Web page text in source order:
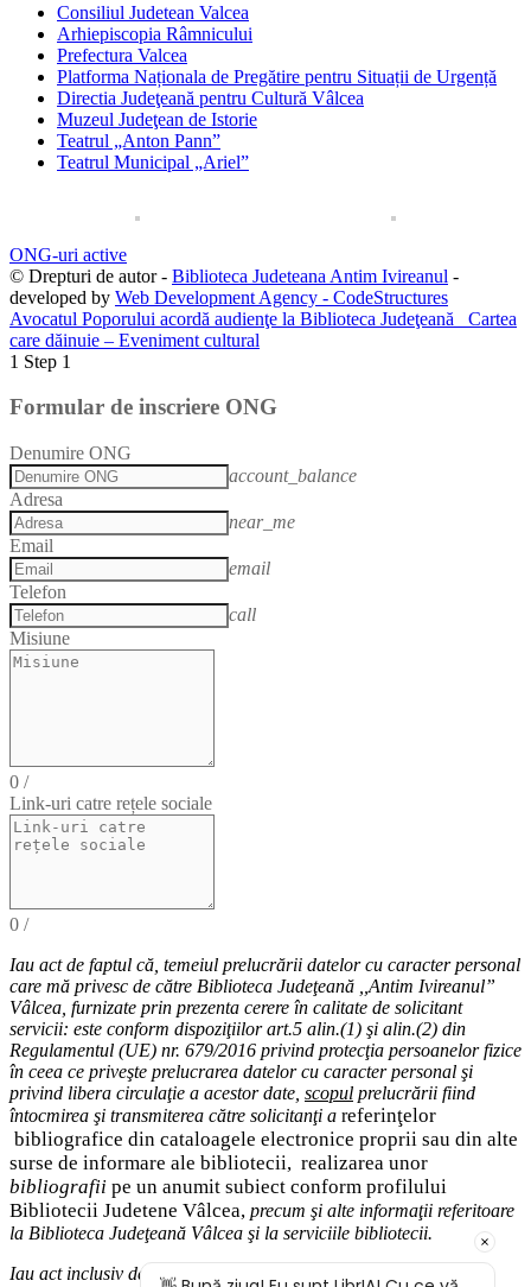
Consiliul Judetean Valcea
Arhiepiscopia Râmnicului
Prefectura Valcea
Platforma Naționala de Pregătire pentru Situații de Urgență
Directia Judeţeană pentru Cultură Vâlcea
Muzeul Judeţean de Istorie
Teatrul „Anton Pann”
Teatrul Municipal „Ariel”
ONG-uri active
© Drepturi de autor - Biblioteca Judeteana Antim Ivireanul -
developed by Web Development Agency - CodeStructures
Avocatul Poporului acordă audienţe la Biblioteca Judeţeană
Cartea
care dăinuie – Eveniment cultural
1 Step 1
Formular de inscriere ONG
Denumire ONG
account_balance
Adresa
near_me
Email
email
Telefon
call
Misiune
0 /
Link-uri catre rețele sociale
0 /
Iau act de faptul că, temeiul prelucrării datelor cu caracter personal
care mă privesc de către Biblioteca Judeţeană ,,Antim Ivireanul”
Vâlcea, furnizate prin prezenta cerere în calitate de solicitant
servicii: este conform dispoziţiilor art.5 alin.(1) şi alin.(2) din
Regulamentul (UE) nr. 679/2016 privind protecţia persoanelor fizice
în ceea ce priveşte prelucrarea datelor cu caracter personal şi
privind libera circulaţie a acestor date scopul prelucrării fiind
întocmirea şi transmiterea către solicitanţi a referinţelor
bibliografice din cataloagele electronice proprii sau din alte
surse de informare ale bibliotecii, realizarea unor
bibliografii pe un anumit subiect conform profilului
Bibliotecii Judetene Vâlcea, precum şi alte informaţii referitoare
la Biblioteca Judeţeană Vâlcea şi la serviciile bibliotecii.
Iau act inclusiv de drepturile pe care le am (